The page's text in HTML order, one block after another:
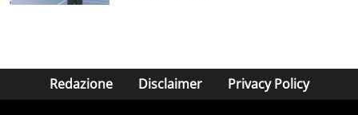
Redazione Disclaimer Privacy Policy